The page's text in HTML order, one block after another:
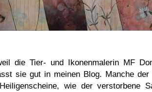
die Tier- und Ikonenmalerin MF
sie gut in meinen Blog. Manche der
wie der verstorbene